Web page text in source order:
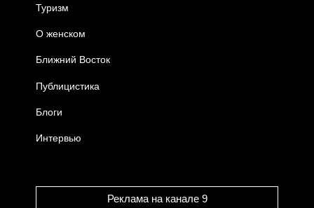
Туризм
О женском
Ближний Восток
Публицистика
Блоги
Интервью
Реклама на канале 9